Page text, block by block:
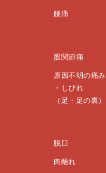
腰痛
股関節痛
原因不明の痛み
・しびれ
（足・足の裏）
脱臼
肉離れ